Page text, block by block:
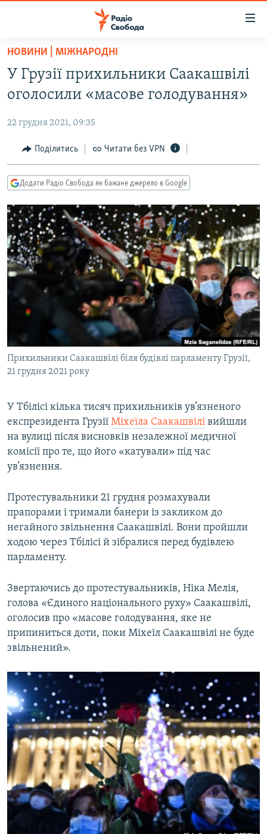
Перейти
основного
матеріалу
до
навігації
Перейти
до
ВСЕ ЗА ДОБУ
ПОЛІТИКА
ЕКОНОМІКА
КУЛЬТУРА
СПОРТ
УКРАЇНА
СВІТ
ВІЙНА
РОСІЙСЬКА «ФІЛЬТРАЦІЯ»
КРИМ.РЕАЛІЇ
ТИ ЯК?
СХЕМИ
КИТАЙ.ВИКЛИКИ
МУЛЬТИМЕДІА
ФОТО
ПОДКАСТИ
КРИМ РЕАЛІЇ
УКР
КТАТ
ДОЛУЧАЙСЯ!
Усі сайти RFE/RL
НОВИНИ | МІЖНАРОДНІ
У Грузії прихильники Саакашвілі
оголосили «масове голодування»
22 грудня 2021, 09:35
Поділитись Читати без VPN
Додати Радіо Свобода як бажане джерело в Google
Прихильники Саакашвілі біля будівлі парламенту Грузії,
21 грудня 2021 року
У Тбілісі кілька тисяч прихильників ув’язненого
експрезидента Грузії Міхеїла Саакашвілі вийшли
на вулиці після висновків незалежної медичної
комісії про те, що його «катували» під час
ув’язнення.
Протестувальники 21 грудня розмахували
прапорами і тримали банери із закликом до
негайного звільнення Саакашвілі. Вони пройшли
ходою через Тбілісі й зібралися перед будівлею
парламенту.
Звертаючись до протестувальників, Ніка Мелія,
голова «Єдиного національного руху» Саакашвілі,
оголосив про «масове голодування, яке не
припиниться доти, поки Міхеїл Саакашвілі не буде
звільнений».